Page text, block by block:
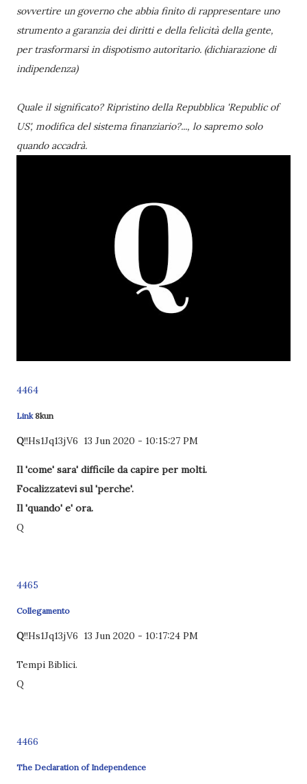
sovvertire un governo che abbia finito di rappresentare uno
strumento a garanzia dei diritti e della felicità della gente,
per trasformarsi in dispotismo autoritario. (dichiarazione di
indipendenza)
Quale il significato? Ripristino della Repubblica 'Republic of
US', modifica del sistema finanziario?..., lo sapremo solo
quando accadrà.
4464
Link8kun
Q!!Hs1Jq13jV6 13 Jun 2020 - 10:15:27 PM
Il 'come' sara' difficile da capire per molti.
Focalizzatevi sul 'perche'.
Il 'quando' e' ora.
Q
4465
Collegamento
Q!!Hs1Jq13jV6 13 Jun 2020 - 10:17:24 PM
Tempi Biblici.
Q
4466
The Declaration of Independence